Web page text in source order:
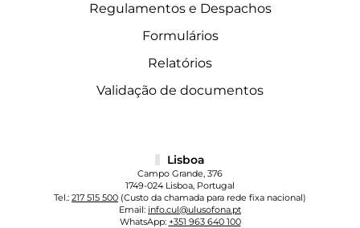
Regulamentos e Despachos
Formulários
Relatórios
Validação de documentos
Lisboa
Campo Grande, 376
1749-024 Lisboa, Portugal
Tel.: 217 515 500 (Custo da chamada para rede fixa nacional)
Email: info.cul@ulusofona.pt
WhatsApp: +351 963 640 100